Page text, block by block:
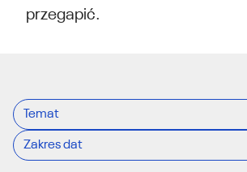
przegapić.